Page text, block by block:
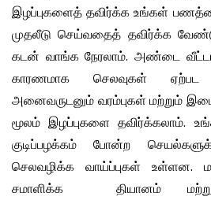
இழப்புகளைத் தவிர்க்க உங்கள்
முதலீடு செய்வதைத் தவிர்க்க
கடன் வாங்க நேரலாம். அண்டை
காரணமாக செலவுகள் ஏற்பட
அனைவருடனும் வரம்புகள் மற்றும்
மூலம் இழப்புகளை தவிர்க்கலாம்.
குடிப்பழக்கம் போன்ற
செலவழிக்க வாய்ப்புகள் உள்ளன.
சமாளிக்க தியானம்